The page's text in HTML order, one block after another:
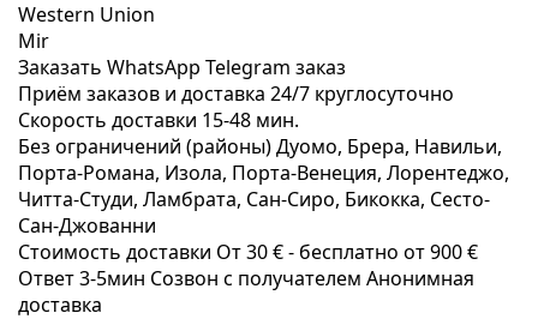
Western Union
Mir
Заказать WhatsApp Telegram заказ
Приём заказов и доставка 24/7 круглосуточно
Скорость доставки 15-48 мин.
Без ограничений (районы)Дуомо, Брера, Навильи,
Порта-Романа, Изола, Порта-Венеция, Лорентеджо,
Читта-Студи, Ламбрата, Сан-Сиро, Бикокка, Сесто-
Сан-Джованни
Стоимость доставки От 30 € - бесплатно от 900 €
Ответ 3-5мин Созвон с получателем Анонимная
доставка